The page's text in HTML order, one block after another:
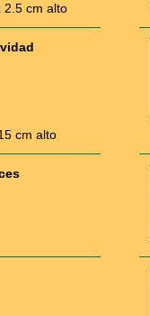
2.5 cm alto
cm alto